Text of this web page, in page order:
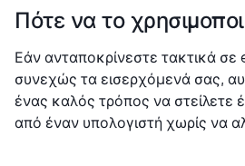
Πότε να το
Εάν ανταποκρίνεστε τακτικά σε
συνεχώς τα εισερχόμενά σας,
ένας καλός τρόπος να στείλετε
από έναν υπολογιστή χωρίς να